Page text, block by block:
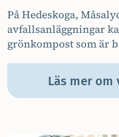
På Hedeskoga,
avfallsanläggningar
grönkompost som är
Läs mer